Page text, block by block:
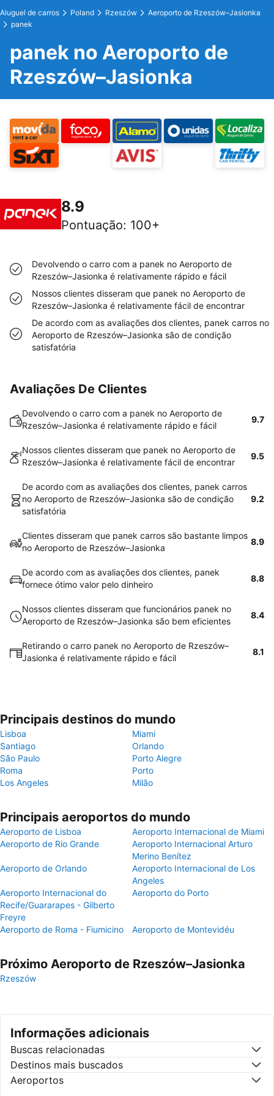
Aluguel de carros Poland Rzeszów
Aeroporto de Rzeszów–Jasionka
panek
panek no Aeroporto de
Rzeszów–Jasionka
8.9
Pontuação: 100+
Devolvendo o carro com a panek no Aeroporto de
Rzeszów–Jasionka é relativamente rápido e fácil
Nossos clientes disseram que panek no Aeroporto de
Rzeszów–Jasionka é relativamente fácil de encontrar
De acordo com as avaliações dos clientes, panek carros no
Aeroporto de Rzeszów–Jasionka são de condição
satisfatória
Avaliações De Clientes
Devolvendo o carro com a panek no Aeroporto de
Rzeszów–Jasionka é relativamente rápido e fácil
9.7
Nossos clientes disseram que panek no Aeroporto de
Rzeszów–Jasionka é relativamente fácil de encontrar
9.5
De acordo com as avaliações dos clientes, panek carros
no Aeroporto de Rzeszów–Jasionka são de condição
satisfatória
9.2
Clientes disseram que panek carros são bastante limpos
no Aeroporto de Rzeszów–Jasionka
8.9
De acordo com as avaliações dos clientes, panek
fornece ótimo valor pelo dinheiro
8.8
Nossos clientes disseram que funcionários panek no
Aeroporto de Rzeszów–Jasionka são bem eficientes
8.4
Retirando o carro panek no Aeroporto de Rzeszów–
Jasionka é relativamente rápido e fácil
8.1
Principais destinos do mundo
Lisboa
Miami
Santiago
Orlando
São Paulo
Porto Alegre
Roma
Porto
Los Angeles
Milão
Principais aeroportos do mundo
Aeroporto de Lisboa
Aeroporto Internacional de Miami
Aeroporto de Rio Grande
Aeroporto Internacional Arturo
Merino Benítez
Aeroporto de Orlando
Aeroporto Internacional de Los
Angeles
Aeroporto Internacional do
Recife/Guararapes - Gilberto
Freyre
Aeroporto do Porto
Aeroporto de Roma - Fiumicino Aeroporto de Montevidéu
Próximo Aeroporto de Rzeszów–Jasionka
Rzeszów
Informações adicionais
Buscas relacionadas
Destinos mais buscados
Aeroportos